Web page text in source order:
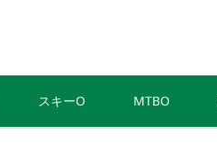
スキーO MTBO